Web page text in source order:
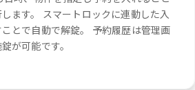
ます。 スマートロックに連動した入
とで自動で解錠。 予約履歴は管理画
が可能です。